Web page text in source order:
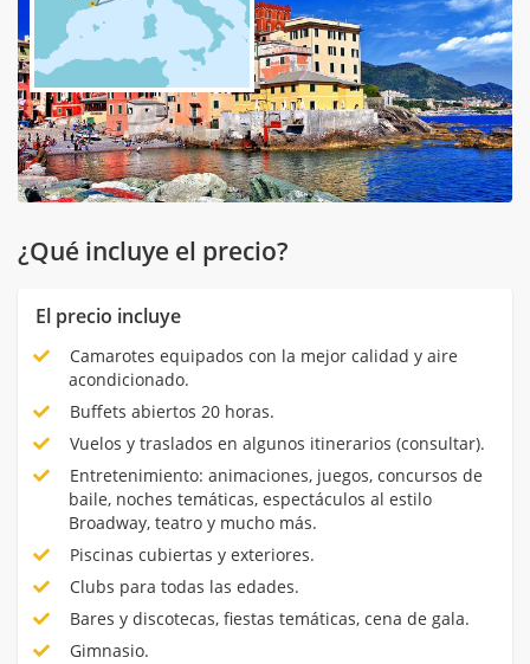
¿Qué incluye el precio?
El precio incluye
Camarotes equipados con la mejor calidad y aire
acondicionado.
Buffets abiertos 20 horas.
Vuelos y traslados en algunos itinerarios (consultar).
Entretenimiento: animaciones, juegos, concursos de
baile, noches temáticas, espectáculos al estilo
Broadway, teatro y mucho más.
Piscinas cubiertas y exteriores.
Clubs para todas las edades.
Bares y discotecas, fiestas temáticas, cena de gala.
Gimnasio.